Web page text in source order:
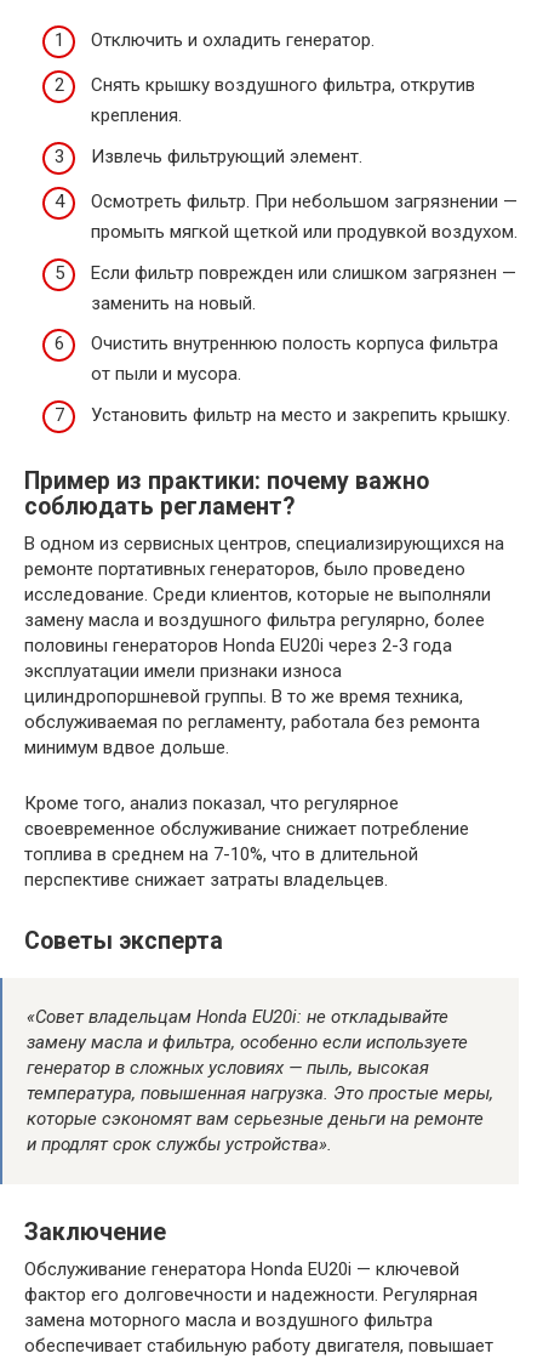
Отключить и охладить генератор.
Снять крышку воздушного фильтра, открутив
крепления.
Извлечь фильтрующий элемент.
Осмотреть фильтр. При небольшом загрязнении —
промыть мягкой щеткой или продувкой воздухом.
Если фильтр поврежден или слишком загрязнен —
заменить на новый.
Очистить внутреннюю полость корпуса фильтра
от пыли и мусора.
Установить фильтр на место и закрепить крышку.
Пример из практики: почему важно
соблюдать регламент?
В одном из сервисных центров, специализирующихся на
ремонте портативных генераторов, было проведено
исследование. Среди клиентов, которые не выполняли
замену масла и воздушного фильтра регулярно, более
половины генераторов Honda EU20i через 2-3 года
эксплуатации имели признаки износа
цилиндропоршневой группы. В то же время техника,
обслуживаемая по регламенту, работала без ремонта
минимум вдвое дольше.
Кроме того, анализ показал, что регулярное
своевременное обслуживание снижает потребление
топлива в среднем на 7-10%, что в длительной
перспективе снижает затраты владельцев.
Советы эксперта
«Совет владельцам Honda EU20i: не откладывайте
замену масла и фильтра, особенно если используете
генератор в сложных условиях — пыль, высокая
температура, повышенная нагрузка. Это простые меры,
которые сэкономят вам серьезные деньги на ремонте
и продлят срок службы устройства».
Заключение
Обслуживание генератора Honda EU20i — ключевой
фактор его долговечности и надежности. Регулярная
замена моторного масла и воздушного фильтра
обеспечивает стабильную работу двигателя, повышает